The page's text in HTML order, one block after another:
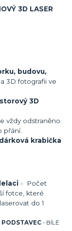
3D LASER
budovu,
3D fotografii ve
3D
vždy odstraněno.
přání.
krabička
- Počet
fotce, které
do 1
PODSTAVEC - BÍLÉ